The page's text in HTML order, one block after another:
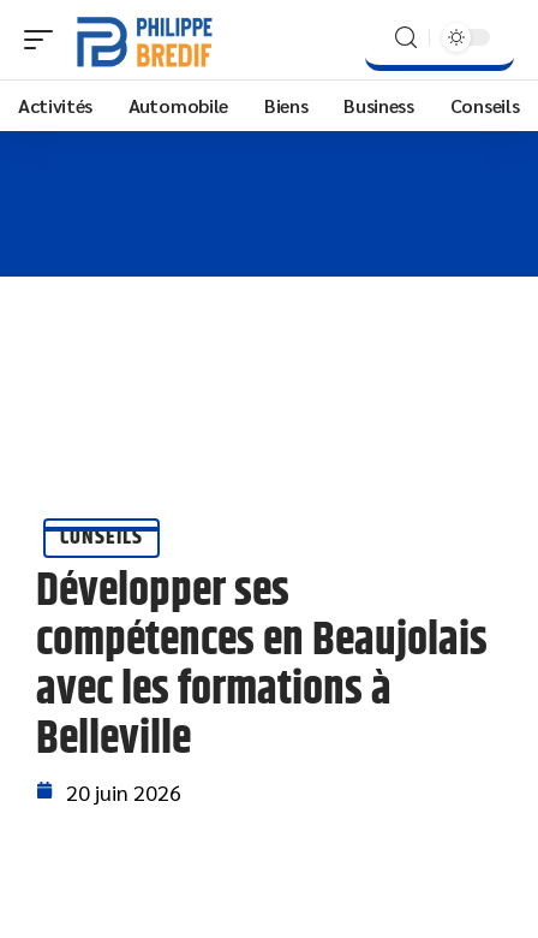
Activités Automobile Biens Business Conseils
CONSEILS
Développer ses
compétences en Beaujolais
avec les formations à
Belleville
20 juin 2026